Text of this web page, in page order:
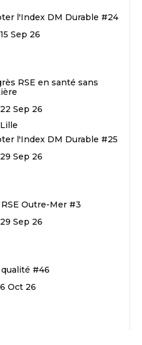
l'Index DM Durable #24
15 Sep 26
RSE en santé sans
22 Sep 26
Lille
l'Index DM Durable #25
29 Sep 26
Outre-Mer #3
29 Sep 26
#46
6 Oct 26